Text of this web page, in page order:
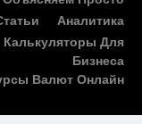
Аналитика
Калькуляторы Для
Бизнеса
Валют Онлайн